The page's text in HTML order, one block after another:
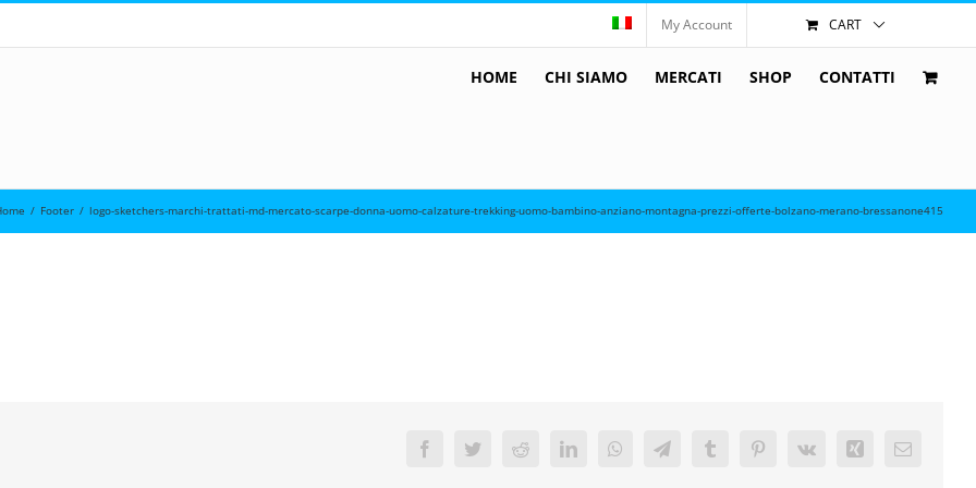
My Account CART
HOME CHI SIAMO MERCATI SHOP CONTATTI
/ Footer / logo-sketchers-marchi-trattati-md-mercato-scarpe-donna-uomo-calzature-trekking-uomo-bambino-anziano-montagna-prezzi-offerte-bolzano-merano-bressanone415
FacebookTwitterReddit LinkedInWhatsAppTelegramTumblrPinterest
Vk Xing Email